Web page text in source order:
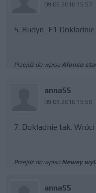
09.08.2010 15:57
5. Budyn_F1
Przejdź do wpisuAlonso
anna55
09.08.2010 15:50
7. Dokładnie tak.
Przejdź do wpisu Newey
anna55